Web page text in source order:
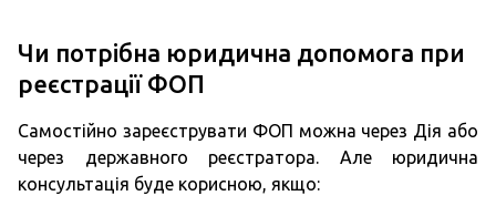
Чи потрібна юридична допомога при
реєстрації ФОП
Самостійно зареєструвати ФОП можна через Дія або
через державного реєстратора. Але юридична
консультація буде корисною, якщо: